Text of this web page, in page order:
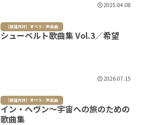
2025.04.08
［新譜月評］オペラ／声楽曲
シューベルト歌曲集 Vol.3／希望
2026.07.15
［新譜月評］オペラ／声楽曲
イン・ヘヴン～宇宙への旅のための
歌曲集